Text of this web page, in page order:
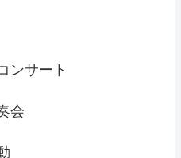
ンサート
会